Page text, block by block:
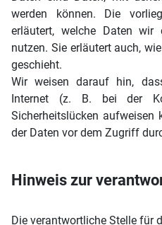
werden können. Die
erläutert, welche Daten
nutzen. Sie erläutert auch,
geschieht.
Wir weisen darauf hin,
Internet (z. B. bei der
Sicherheitslücken aufweisen
der Daten vor dem Zugriff
Hinweis zur
Die verantwortliche Stelle für